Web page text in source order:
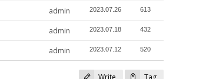
admin 2023.07.26 613
admin 2023.07.18 432
admin 2023.07.12 520
Write Tag